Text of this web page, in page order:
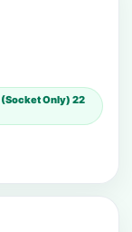
(Socket Only) 22